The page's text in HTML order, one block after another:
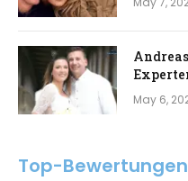
May 6,
Top-Bewertungen